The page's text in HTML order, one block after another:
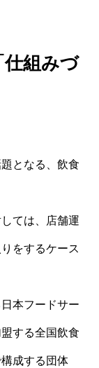
組みづ
となる、飲食
ては、店舗運
をするケース
本フードサー
する全国飲食
成する団体